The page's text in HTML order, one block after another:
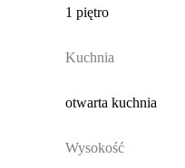
1 piętro
Kuchnia
otwarta kuchnia
Wysokość